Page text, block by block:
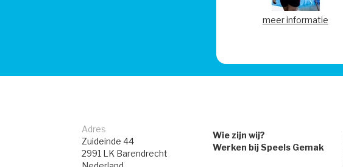
meer informatie
Adres
Zuideinde 44
2991 LK Barendrecht
Wie zijn wij?
Werken bij Speels Gemak